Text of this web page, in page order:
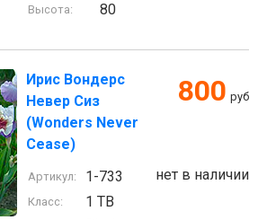
Высота:
80
Ирис Вондерс
Невер Сиз
(Wonders Never
Cease)
800 руб
нет в наличии
Артикул: 1-733
Класс: 1 TB